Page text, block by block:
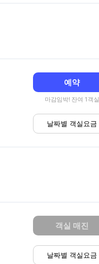
예약
마감임박! 잔여 1객실
날짜별 객실요금
객실 매진
날짜별 객실요금